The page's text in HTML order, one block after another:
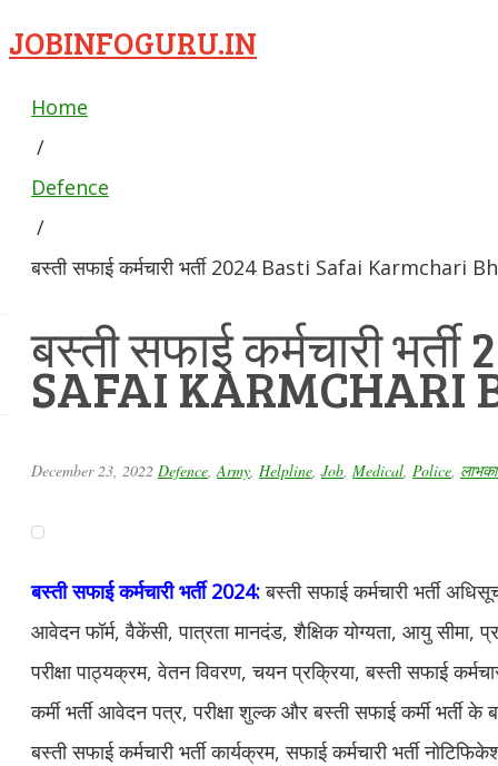
JOBINFOGURU.IN
Home
/
Defence
/
बस्ती सफाई कर्मचारी भर्ती 2024 Basti Safai Karmchari
बस्ती सफाई कर्मचारी
SAFAI KARMCHARI
December 23, 2022 Defence Army Helpline Job Medical Police
बस्ती सफाई कर्मचारी भर्ती 2024:बस्ती सफाई कर्मचारी भर्ती
आवेदन फॉर्म, वैकेंसी, पात्रता मानदंड, शैक्षिक योग्यता, आयु
परीक्षा पाठ्यक्रम, वेतन विवरण, चयन प्रक्रिया, बस्ती सफाई
कर्मी भर्ती आवेदन पत्र, परीक्षा शुल्क और बस्ती सफाई कर्मी भर्ती
बस्ती सफाई कर्मचारी भर्ती कार्यक्रम, सफाई कर्मचारी भर्ती